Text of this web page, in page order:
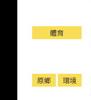
體育
原鄉 環境